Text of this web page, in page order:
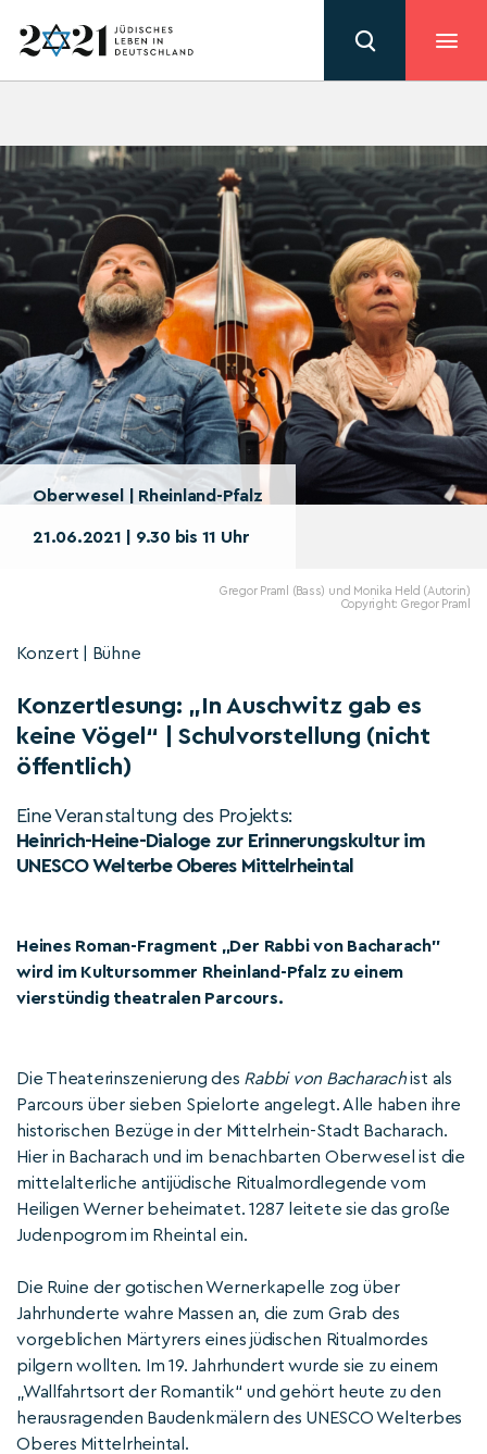
Oberwesel | Rheinland-Pfalz
21.06.2021 | 9.30 bis 11 Uhr
Gregor Praml (Bass) und Monika Held (Autorin)
Copyright: Gregor Praml
Konzert | Bühne
Konzertlesung: „In Auschwitz gab es
keine Vögel“ | Schulvorstellung (nicht
öffentlich)
Eine Veranstaltung des Projekts:
Heinrich-Heine-Dialoge zur Erinnerungskultur im
UNESCO Welterbe Oberes Mittelrheintal
Heines Roman-Fragment „Der Rabbi von Bacharach”
wird im Kultursommer Rheinland-Pfalz zu einem
vierstündig theatralen Parcours.
Die Theaterinszenierung des Rabbi von Bacharachist als
Parcours über sieben Spielorte angelegt. Alle haben ihre
historischen Bezüge in der Mittelrhein-Stadt Bacharach.
Hier in Bacharach und im benachbarten Oberwesel ist die
mittelalterliche antijüdische Ritualmordlegende vom
Heiligen Werner beheimatet. 1287 leitete sie das große
Judenpogrom im Rheintal ein.
Die Ruine der gotischen Wernerkapelle zog über
Jahrhunderte wahre Massen an, die zum Grab des
vorgeblichen Märtyrers eines jüdischen Ritualmordes
pilgern wollten. Im 19. Jahrhundert wurde sie zu einem
„Wallfahrtsort der Romantik“ und gehört heute zu den
herausragenden Baudenkmälern des UNESCO Welterbes
Oberes Mittelrheintal.